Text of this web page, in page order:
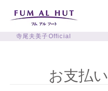
寺尾夫美子Official
お支払い